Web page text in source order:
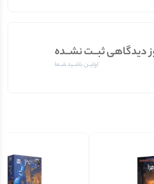
دیدگاهی ثبــت نشــده
اولیــن باشــید شــما